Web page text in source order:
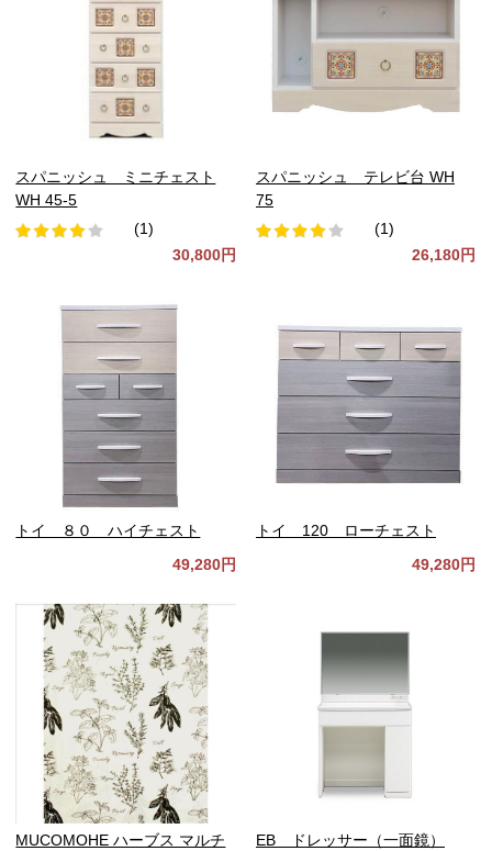
スパニッシュ ミニチェスト
WH 45-5
(1)
30,800円
スパニッシュ テレビ台 WH
75
(1)
26,180円
トイ ８０ ハイチェスト
49,280円
トイ 120 ローチェスト
49,280円
MUCOMOHE ハーブス マルチ
EB ドレッサー（一面鏡）